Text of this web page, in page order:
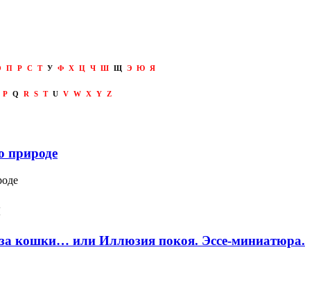
П Р С Т У Ф Х Ц Ч Ш Щ Э Ю Я
P Q R S T U V W X Y Z
природе
кошки… или Иллюзия покоя. Эссе-миниатюра.